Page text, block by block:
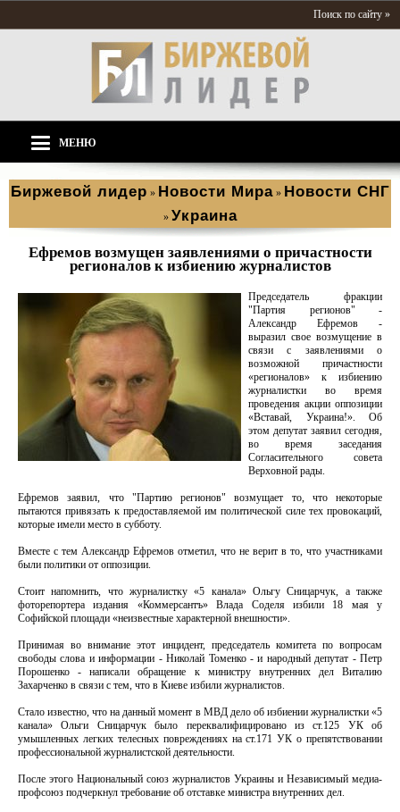
Поиск по сайту »
МЕНЮ
Биржевой лидер » Новости Мира » Новости СНГ
» Украина
Ефремов возмущен заявлениями о причастности
регионалов к избиению журналистов
Председатель фракции
"Партия регионов" -
Александр Ефремов -
выразил свое возмущение в
связи с заявлениями о
возможной причастности
«регионалов» к избиению
журналистки во время
проведения акции оппозиции
«Вставай, Украина!». Об
этом депутат заявил сегодня,
во время заседания
Согласительного совета
Верховной рады.
Ефремов заявил, что "Партию регионов" возмущает то, что некоторые
пытаются привязать к предоставляемой им политической силе тех провокаций,
которые имели место в субботу.
Вместе с тем Александр Ефремов отметил, что не верит в то, что участниками
были политики от оппозиции.
Стоит напомнить, что журналистку «5 канала» Ольгу Сницарчук, а также
фоторепортера издания «Коммерсантъ» Влада Соделя избили 18 мая у
Софийской площади «неизвестные характерной внешности».
Принимая во внимание этот инцидент, председатель комитета по вопросам
свободы слова и информации - Николай Томенко - и народный депутат - Петр
Порошенко - написали обращение к министру внутренних дел Виталию
Захарченко в связи с тем, что в Киеве избили журналистов.
Стало известно, что на данный момент в МВД дело об избиении журналистки «5
канала» Ольги Сницарчук было переквалифицировано из ст.125 УК об
умышленных легких телесных повреждениях на ст.171 УК о препятствовании
профессиональной журналистской деятельности.
После этого Национальный союз журналистов Украины и Независимый медиа-
профсоюз подчеркнул требование об отставке министра внутренних дел.